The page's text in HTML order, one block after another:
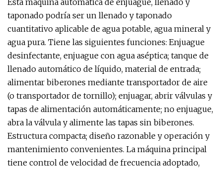
Esta máquina automática de enjuague, llenado y
taponado podría ser un llenado y taponado
cuantitativo aplicable de agua potable, agua mineral y
agua pura. Tiene las siguientes funciones: Enjuague
desinfectante, enjuague con agua aséptica; tanque de
llenado automático de líquido, material de entrada;
alimentar biberones mediante transportador de aire
(o transportador de tornillo); enjuagar, abrir válvulas y
tapas de alimentación automáticamente; no enjuague,
abra la válvula y alimente las tapas sin biberones.
Estructura compacta; diseño razonable y operación y
mantenimiento convenientes. La máquina principal
tiene control de velocidad de frecuencia adoptado,